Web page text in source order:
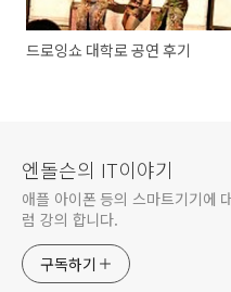
드로잉쇼 대학로 공연 후기
엔돌슨의 IT이야기
애플 아이폰 등의 스마트기기에
럼 강의 합니다.
구독하기